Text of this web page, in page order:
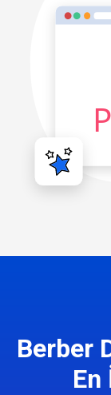
Berber